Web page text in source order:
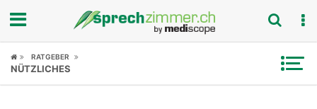
FokusRATGEBER
NÜTZLICHES